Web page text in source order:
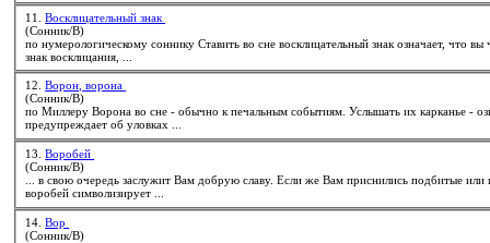
11.Восклицательный знак
(Сонник/В)
по нумерологическомусоннику Ставить во сне восклицательный знак означает, что вы чего-то страшно боитесь и пытаетесь найти выход из сложной ситуации. Если вы тщательно прорисовываете
знак восклицания, ...
12.Ворон, ворона
(Сонник/В)
предупреждает об уловках ...
13.Воробей
(Сонник/В)
... в свою очередь заслужит Вам добрую славу. Если же Вам
воробей символизирует ...
14.Вор
(Сонник/В)